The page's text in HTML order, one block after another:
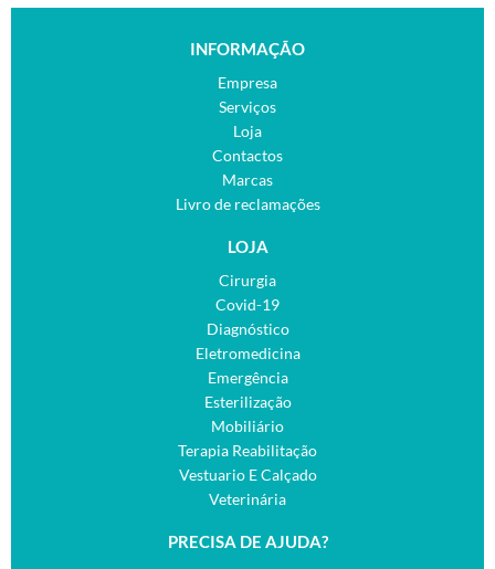
INFORMAÇÃO
Empresa
Serviços
Loja
Contactos
Marcas
Livro de reclamações
LOJA
Cirurgia
Covid-19
Diagnóstico
Eletromedicina
Emergência
Esterilização
Mobiliário
Terapia Reabilitação
Vestuario E Calçado
Veterinária
PRECISA DE AJUDA?